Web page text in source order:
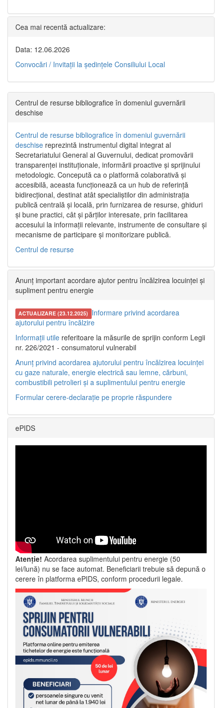
Cea mai recentă actualizare:
Data: 12.06.2026
Convocări / Invitaţii la şedinţele Consiliului Local
Centrul de resurse bibliografice în domeniul guvernării
deschise
Centrul de resurse bibliografice în domeniul guvernării
deschise reprezintă instrumentul digital integrat al
Secretariatului General al Guvernului, dedicat promovării
transparenței instituționale, informării proactive și sprijinului
metodologic. Concepută ca o platformă colaborativă și
accesibilă, aceasta funcționează ca un hub de referință
bidirecțional, destinat atât specialiștilor din administrația
publică centrală și locală, prin furnizarea de resurse, ghiduri
și bune practici, cât și părților interesate, prin facilitarea
accesului la informații relevante, instrumente de consultare și
mecanisme de participare și monitorizare publică.
Centrul de resurse
Anunț important acordare ajutor pentru încălzirea locuinței și
supliment pentru energie
ACTUALIZARE (23.12.2025) Informare privind acordarea
ajutorului pentru încălzire
Informații utile referitoare la măsurile de sprijin conform Legii
nr. 226/2021 - consumatorul vulnerabil
Anunț privind acordarea ajutorului pentru încălzirea locuinței
cu gaze naturale, energie electrică sau lemne, cărbuni,
combustibili petrolieri și a suplimentului pentru energie
Formular cerere-declarație pe proprie răspundere
ePIDS
Atenție! Acordarea suplimentului pentru energie (50
lei/lună) nu se face automat. Beneficiarii trebuie să depună o
cerere în platforma ePIDS, conform procedurii legale.